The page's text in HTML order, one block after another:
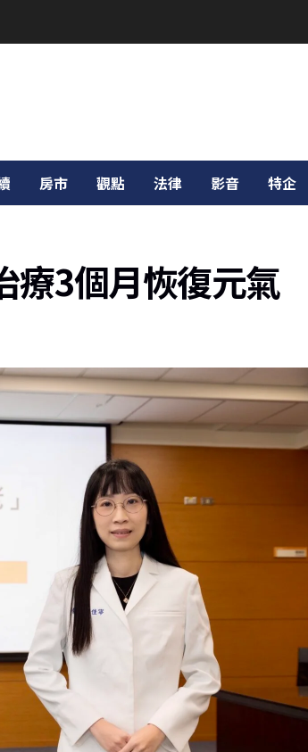
房市 觀點 法律 影音 特企
療3個月恢復元氣